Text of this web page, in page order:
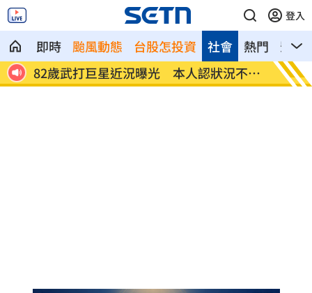
登入
即時 颱風動態 台股怎投資 熱門 影音
社會
化 82歲武打巨星近況曝光 本人認狀況不太
好
薔薔
紅